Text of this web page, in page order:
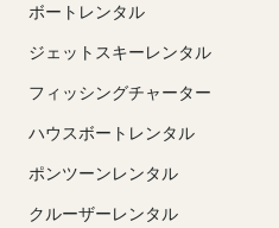
ボートレンタル
ジェットスキーレンタル
フィッシングチャーター
ハウスボートレンタル
ポンツーンレンタル
クルーザーレンタル